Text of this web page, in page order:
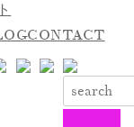
CONTACT